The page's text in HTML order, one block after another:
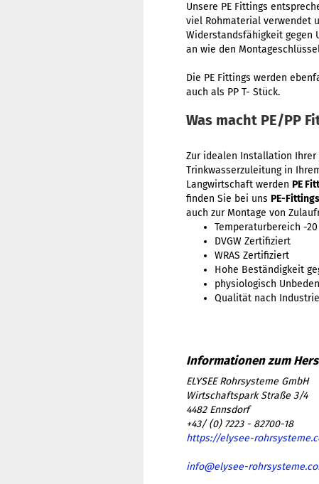
Unsere PE Fittings
viel Rohmaterial verwendet
Widerstandsfähigkeit gegen
an wie den
Die PE Fittings werden
auch als PP T- Stück.
Was macht PE/PP
Zur idealen Installation Ihrer
Trinkwasserzuleitung in
Langwirtschaft werden PE
finden Sie bei uns PE-Fittings
auch zur Montage von
Temperaturbereich -
DVGW Zertifiziert
WRAS Zertifiziert
Hohe Beständigkeit
physiologisch
Qualität nach
ELYSEE Rohrsysteme GmbH
Wirtschaftspark Straße 3/4
4482 Ennsdorf
+43/ (0) 7223 - 82700-18
https://elysee-
info@elysee-